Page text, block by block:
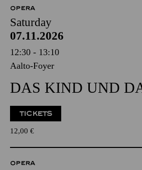
OPERA
Saturday
07.11.2026
12:30 - 13:10
Aalto-Foyer
DAS KIND UND
TICKETS
12,00 €
OPERA